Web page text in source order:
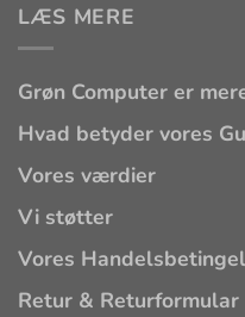
LÆS MERE
Grøn Computer er
Hvad betyder vores
Vores værdier
Vi støtter
Vores
Retur & Returformular